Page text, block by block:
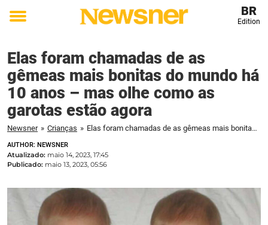
Toggle
BR
Edition
Elas foram chamadas de as
gêmeas mais bonitas do mundo há
10 anos – mas olhe como as
garotas estão agora
Newsner » Crianças » Elas foram chamadas de as gêmeas mais bonitas do mundo há 10 anos – mas olhe como as garotas estão agora
AUTHOR: NEWSNER
Atualizado: maio 14, 2023, 17:45
Publicado: maio 13, 2023, 05:56